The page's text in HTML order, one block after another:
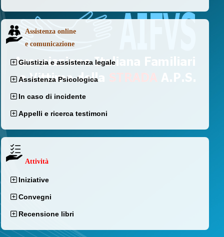
Assistenza online
e comunicazione
Giustizia e assistenza legale
Assistenza Psicologica
In caso di incidente
Appelli e ricerca testimoni
Attività
Iniziative
Convegni
Recensione libri